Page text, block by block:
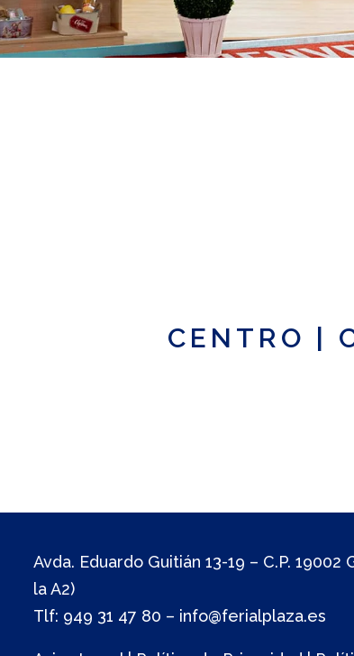
CENTRO |
Avda. Eduardo Guitián 13-19 – C.P. 19002
la A2)
Tlf: 949 31 47 80 – info@ferialplaza.es